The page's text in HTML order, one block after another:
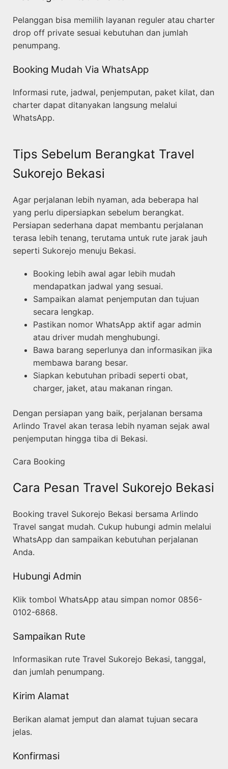
Pelanggan bisa memilih layanan reguler atau charter
drop off private sesuai kebutuhan dan jumlah
penumpang.
Booking Mudah Via WhatsApp
Informasi rute, jadwal, penjemputan, paket kilat, dan
charter dapat ditanyakan langsung melalui
WhatsApp.
Tips Sebelum Berangkat Travel
Sukorejo Bekasi
Agar perjalanan lebih nyaman, ada beberapa hal
yang perlu dipersiapkan sebelum berangkat.
Persiapan sederhana dapat membantu perjalanan
terasa lebih tenang, terutama untuk rute jarak jauh
seperti Sukorejo menuju Bekasi.
Booking lebih awal agar lebih mudah
mendapatkan jadwal yang sesuai.
Sampaikan alamat penjemputan dan tujuan
secara lengkap.
Pastikan nomor WhatsApp aktif agar admin
atau driver mudah menghubungi.
Bawa barang seperlunya dan informasikan jika
membawa barang besar.
Siapkan kebutuhan pribadi seperti obat,
charger, jaket, atau makanan ringan.
Dengan persiapan yang baik, perjalanan bersama
Arlindo Travel akan terasa lebih nyaman sejak awal
penjemputan hingga tiba di Bekasi.
Cara Booking
Cara Pesan Travel Sukorejo Bekasi
Booking travel Sukorejo Bekasi bersama Arlindo
Travel sangat mudah. Cukup hubungi admin melalui
WhatsApp dan sampaikan kebutuhan perjalanan
Anda.
Hubungi Admin
Klik tombol WhatsApp atau simpan nomor 0856-
0102-6868.
Sampaikan Rute
Informasikan rute Travel Sukorejo Bekasi, tanggal,
dan jumlah penumpang.
Kirim Alamat
Berikan alamat jemput dan alamat tujuan secara
jelas.
Konfirmasi